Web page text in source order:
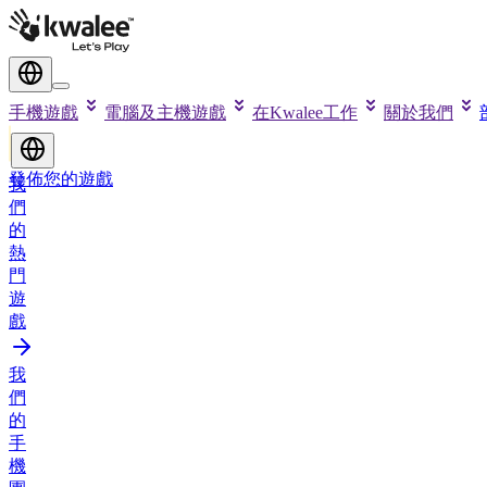
手機遊戲 電腦及主機遊戲 在Kwalee工作 關於我們
發佈您的遊戲
我
們
的
熱
門
遊
戲
我
們
的
手
機